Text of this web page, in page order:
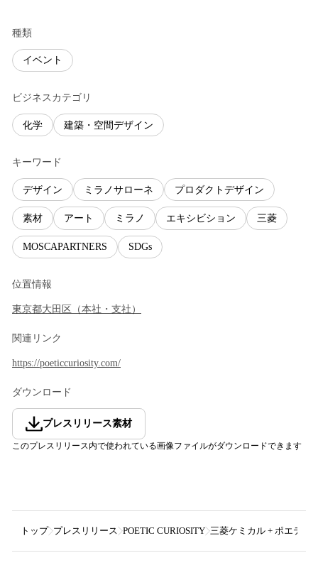
種類
イベント
ビジネスカテゴリ
化学 建築・空間デザイン
キーワード
デザイン ミラノサローネ プロダクトデザイン
素材 アート ミラノ エキシビション 三菱
MOSCAPARTNERS SDGs
位置情報
東京都大田区 （本社・支社 ）
関連リンク
https://poeticcuriosity.com/
ダウンロード
プレスリリース素材
このプレスリリース内で使われている画像ファイルがダウンロードできます
トップ プレスリリース POETIC CURIOSITY 三菱ケミカル + ポエティ